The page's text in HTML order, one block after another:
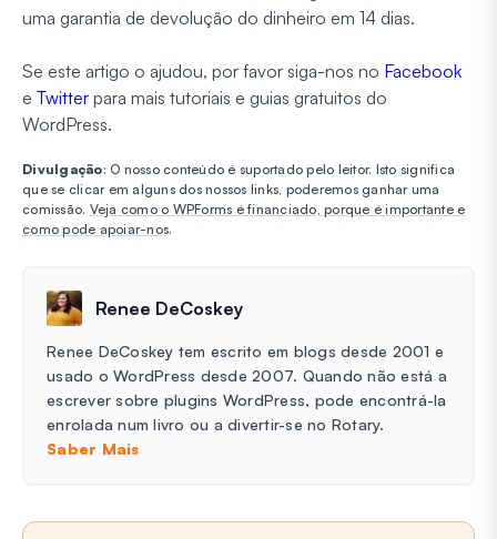
uma garantia de devolução do dinheiro em 14 dias.
Se este artigo o ajudou, por favor siga-nos no Facebook
e Twitter para mais tutoriais e guias gratuitos do
WordPress.
Divulgação: O nosso conteúdo é suportado pelo leitor. Isto significa
que se clicar em alguns dos nossos links, poderemos ganhar uma
comissão. Veja como o WPForms é financiado, porque é importante e
como pode apoiar-nos.
Renee DeCoskey
Renee DeCoskey tem escrito em blogs desde 2001 e
usado o WordPress desde 2007. Quando não está a
escrever sobre plugins WordPress, pode encontrá-la
enrolada num livro ou a divertir-se no Rotary.
Saber Mais